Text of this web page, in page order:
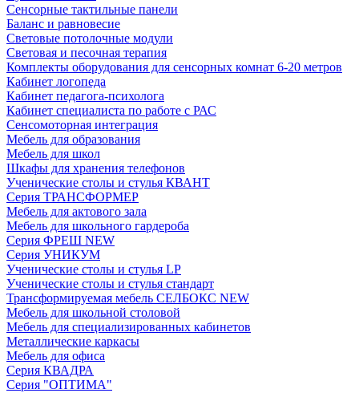
Сенсорные тактильные панели
Баланс и равновесие
Световые потолочные модули
Световая и песочная терапия
Комплекты оборудования для сенсорных комнат 6-20 метров
Кабинет логопеда
Кабинет педагога-психолога
Кабинет специалиста по работе с РАС
Сенсомоторная интеграция
Мебель для образования
Мебель для школ
Шкафы для хранения телефонов
Ученические столы и стулья КВАНТ
Серия ТРАНСФОРМЕР
Мебель для актового зала
Мебель для школьного гардероба
Серия ФРЕШ NEW
Серия УНИКУМ
Ученические столы и стулья LP
Ученические столы и стулья стандарт
Трансформируемая мебель СЕЛБОКС NEW
Мебель для школьной столовой
Мебель для специализированных кабинетов
Металлические каркасы
Мебель для офиса
Серия КВАДРА
Серия "ОПТИМА"